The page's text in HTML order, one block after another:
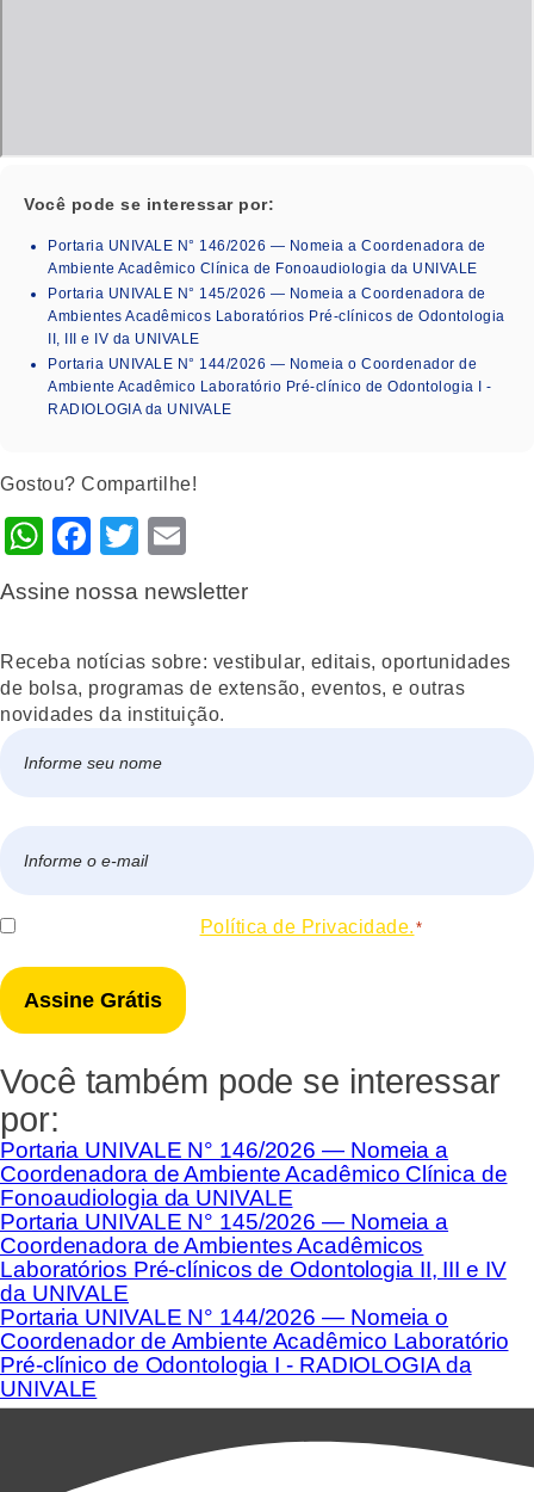
Você pode se interessar por:
Portaria UNIVALE N° 146/2026 — Nomeia a Coordenadora de
Ambiente Acadêmico Clínica de Fonoaudiologia da UNIVALE
Portaria UNIVALE N° 145/2026 — Nomeia a Coordenadora de
Ambientes Acadêmicos Laboratórios Pré-clínicos de Odontologia
II, III e IV da UNIVALE
Portaria UNIVALE N° 144/2026 — Nomeia o Coordenador de
Ambiente Acadêmico Laboratório Pré-clínico de Odontologia I -
RADIOLOGIA da UNIVALE
Gostou? Compartilhe!
WhatsApp
Facebook
Twitter
Assine nossa newsletter
Receba notícias sobre: vestibular, editais, oportunidades
de bolsa, programas de extensão, eventos, e outras
novidades da instituição.
mail
Consentir Política de Privacidade. *
Você também pode se interessar
por:
Portaria UNIVALE N° 146/2026 — Nomeia a
Coordenadora de Ambiente Acadêmico Clínica de
Fonoaudiologia da UNIVALE
Portaria UNIVALE N° 145/2026 — Nomeia a
Coordenadora de Ambientes Acadêmicos
Laboratórios Pré-clínicos de Odontologia II, III e IV
da UNIVALE
Portaria UNIVALE N° 144/2026 — Nomeia o
Coordenador de Ambiente Acadêmico Laboratório
Pré-clínico de Odontologia I - RADIOLOGIA da
UNIVALE